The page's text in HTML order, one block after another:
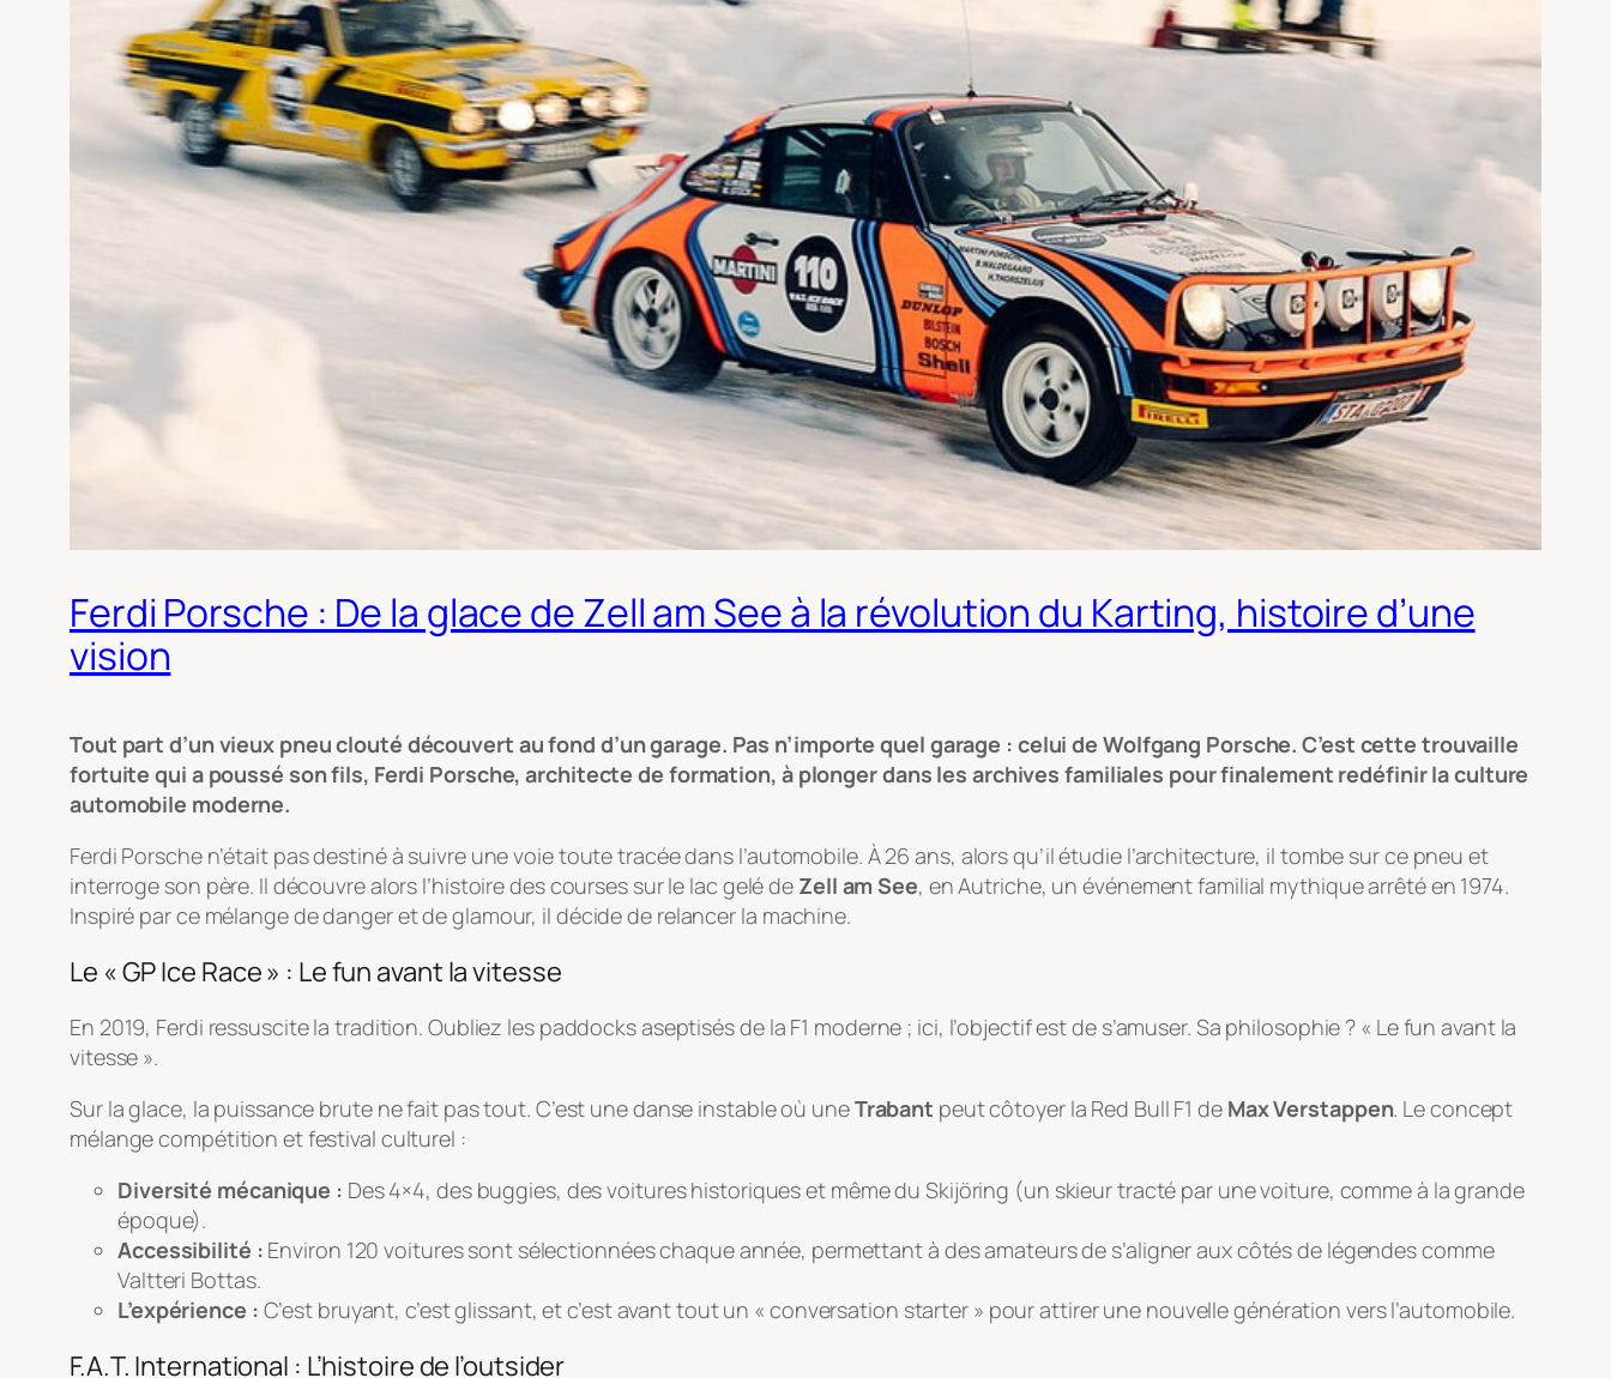
Ferdi Porsche : De la glace de Zell am See à la révolution du Karting, histoire d’une
vision
Tout part d’un vieux pneu clouté découvert au fond d’un garage. Pas n’importe quel garage : celui de Wolfgang Porsche. C’est cette trouvaille
fortuite qui a poussé son fils, Ferdi Porsche, architecte de formation, à plonger dans les archives familiales pour finalement redéfinir la culture
automobile moderne.
Ferdi Porsche n’était pas destiné à suivre une voie toute tracée dans l’automobile. À 26 ans, alors qu’il étudie l’architecture, il tombe sur ce pneu et
interroge son père. Il découvre alors l’histoire des courses sur le lac gelé de Zell am See, en Autriche, un événement familial mythique arrêté en 1974.
Inspiré par ce mélange de danger et de glamour, il décide de relancer la machine.
Le « GP Ice Race » : Le fun avant la vitesse
En 2019, Ferdi ressuscite la tradition. Oubliez les paddocks aseptisés de la F1 moderne ; ici, l’objectif est de s’amuser. Sa philosophie ? « Le fun avant la
vitesse ».
Sur la glace, la puissance brute ne fait pas tout. C’est une danse instable où uneTrabant peut côtoyer la Red Bull F1 de Max Verstappen. Le concept
mélange compétition et festival culturel :
Diversité mécanique : Des 4×4, des buggies, des voitures historiques et même du Skijöring (un skieur tracté par une voiture, comme à la grande
époque).
Accessibilité : Environ 120 voitures sont sélectionnées chaque année, permettant à des amateurs de s’aligner aux côtés de légendes comme
Valtteri Bottas.
L’expérience : C’est bruyant, c’est glissant, et c’est avant tout un « conversation starter » pour attirer une nouvelle génération vers l’automobile.
F.A.T. International : L’histoire de l’outsider